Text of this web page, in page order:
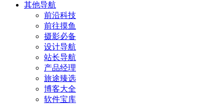
其他导航
前沿科技
前往摸鱼
摄影必备
设计导航
站长导航
产品经理
旅途臻选
博客大全
软件宝库